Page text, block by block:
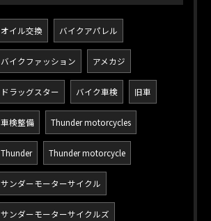
オイル交換 バイクアパレル
バイクファッション アメカジ
ドラッグスター バイク車検 旧車
車検整備 Thunder motorcycles
Thunder Thunder motorcycle
サンダーモーターサイクル
サンダーモーターサイクルズ